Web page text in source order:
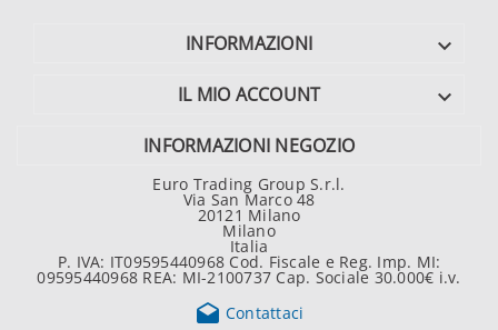
INFORMAZIONI 
IL MIO ACCOUNT 
INFORMAZIONI NEGOZIO
Euro Trading Group S.r.l.
Via San Marco 48
20121 Milano
Milano
Italia
P. IVA: IT09595440968 Cod. Fiscale e Reg. Imp. MI:
09595440968 REA: MI-2100737 Cap. Sociale 30.000€ i.v.
 Contattaci